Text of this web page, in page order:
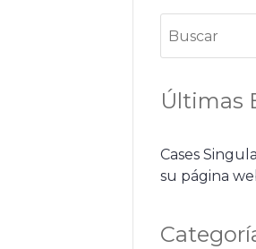
Últimas
Cases
su página